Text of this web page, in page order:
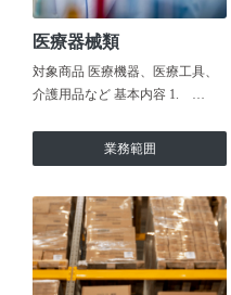
医療器械類
対象商品 医療機器、医療工具、
介護用品など 基本内容 1. …
業務範囲